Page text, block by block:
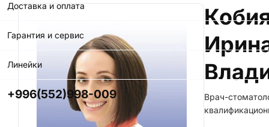
Доставка и оплата
Гарантия и сервис
Линейки
+996(552)998-009
Врач-